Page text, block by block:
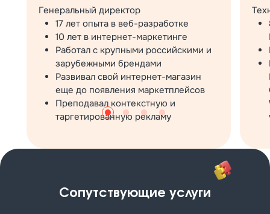
Генеральный директор
17 лет опыта в веб-разработке
10 лет в интернет-маркетинге
Работал с крупными российскими и
зарубежными брендами
Развивал свой интернет-магазин
еще до появления маркетплейсов
Преподавал контекстную и
таргетированную рекламу
Сопутствующие услуги